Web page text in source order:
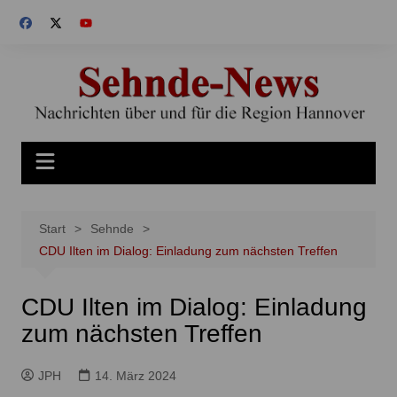
Inhalt
Start
Sehnde
CDU Ilten im Dialog: Einladung zum nächsten Treffen
CDU Ilten im Dialog: Einladung
zum nächsten Treffen
JPH 14. März 2024